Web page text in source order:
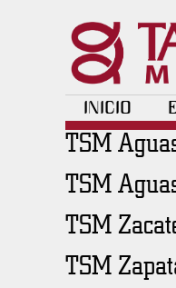
INICIO
TSM
TSM
TSM
TSM